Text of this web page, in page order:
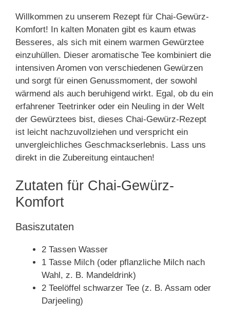
Willkommen zu unserem Rezept für Chai-Gewürz-
Komfort! In kalten Monaten gibt es kaum etwas
Besseres, als sich mit einem warmen Gewürztee
einzuhüllen. Dieser aromatische Tee kombiniert die
intensiven Aromen von verschiedenen Gewürzen
und sorgt für einen Genussmoment, der sowohl
wärmend als auch beruhigend wirkt. Egal, ob du ein
erfahrener Teetrinker oder ein Neuling in der Welt
der Gewürztees bist, dieses Chai-Gewürz-Rezept
ist leicht nachzuvollziehen und verspricht ein
unvergleichliches Geschmackserlebnis. Lass uns
direkt in die Zubereitung eintauchen!
Zutaten für Chai-Gewürz-
Komfort
Basiszutaten
2 Tassen Wasser
1 Tasse Milch (oder pflanzliche Milch nach
Wahl, z. B. Mandeldrink)
2 Teelöffel schwarzer Tee (z. B. Assam oder
Darjeeling)